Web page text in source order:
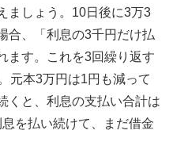
ましょう。10日後に3万3
合、「利息の3千円だけ払
ます。これを3回繰り返す
元本3万円は1円も減って
くと、利息の支払い合計は
を払い続けて、まだ借金